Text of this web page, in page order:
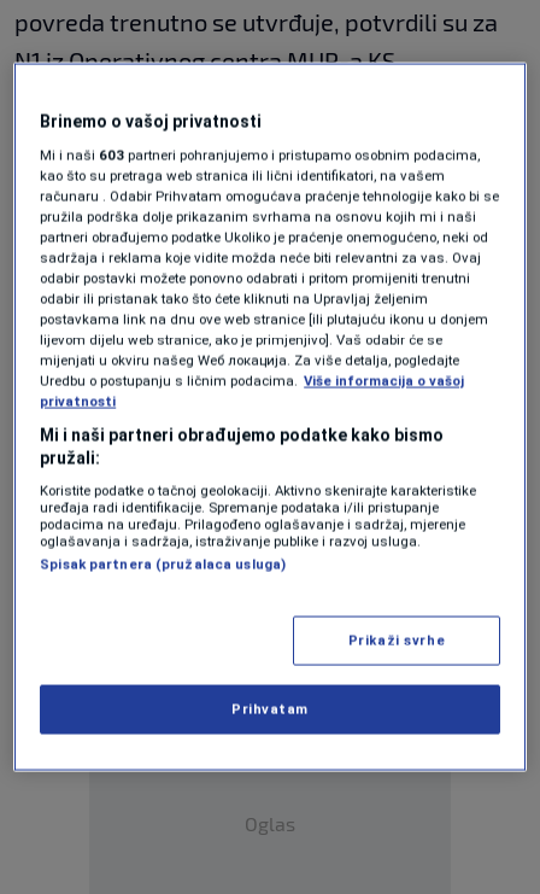
povreda trenutno se utvrđuje, potvrdili su za
N1 iz Operativnog centra MUP-a KS.
Do nesreće je došlo u večernjim satima na
glavnoj saobraćajnici u naselju Dolac Malta,
gdje su se stvorile i ogromne gužve. Na terenu
je, pored pripadnika MUP-a KS, i hitna pomoć.
╰┈➤Program N1 televizije možete pratiti
UŽIVO naovom linkukao i putem aplikacija
zaAndroid
na WhatsApp kanalu klikomovdje
Više tema kao što je ova?
Oglas
Brinemo o vašoj privatnosti
Mi i naši 603 partneri pohranjujemo i pristupamo osobnim podacima,
kao što su pretraga web stranica ili lični identifikatori, na vašem
računaru . Odabir Prihvatam omogućava praćenje tehnologije kako bi se
pružila podrška dolje prikazanim svrhama na osnovu kojih mi i naši
partneri obrađujemo podatke Ukoliko je praćenje onemogućeno, neki od
sadržaja i reklama koje vidite možda neće biti relevantni za vas. Ovaj
odabir postavki možete ponovno odabrati i pritom promijeniti trenutni
odabir ili pristanak tako što ćete kliknuti na Upravljaj željenim
postavkama link na dnu ove web stranice [ili plutajuću ikonu u donjem
lijevom dijelu web stranice, ako je primjenjivo]. Vaš odabir će se
mijenjati u okviru našeg Wеб локација. Za više detalja, pogledajte
Uredbu o postupanju s ličnim podacima. Više informacija o vašoj
privatnosti
Mi i naši partneri obrađujemo podatke kako bismo
pružali:
Koristite podatke o tačnoj geolokaciji. Aktivno skenirajte karakteristike
uređaja radi identifikacije. Spremanje podataka i/ili pristupanje
podacima na uređaju. Prilagođeno oglašavanje i sadržaj, mjerenje
oglašavanja i sadržaja, istraživanje publike i razvoj usluga.
Spisak partnera (pružalaca usluga)
Prikaži svrhe
Prihvatam